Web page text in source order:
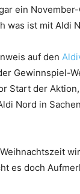
ein
was ist mit Aldi
auf den
Gewinnspiel-
Start der
Nord in
es doch